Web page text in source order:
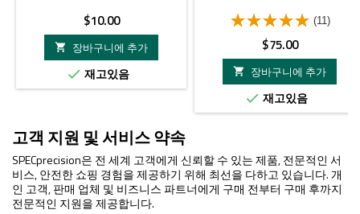
가
격
$10.00

장바구니에 추가
 재고있음
(11)
가
격
$75.00

장바구니에 추가
 재고있음
고객 지원 및 서비스 약속
SPECprecision은 전 세계 고객에게 신뢰할 수 있는 제품, 전문적인 서
비스, 안전한 쇼핑 경험을 제공하기 위해 최선을 다하고 있습니다. 개
인 고객, 판매 업체 및 비즈니스 파트너에게 구매 전부터 구매 후까지
전문적인 지원을 제공합니다.